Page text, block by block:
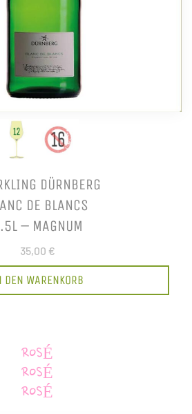
DÜRNBERG
DE BLANCS
– MAGNUM
35,00 €
DEN WARENKORB
ROSÉ
ROSÉ
ROSÉ